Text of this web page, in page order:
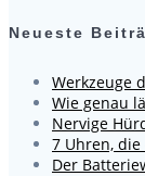
Neueste
Werkzeuge
Wie genau
Nervige
7 Uhren, die
Der